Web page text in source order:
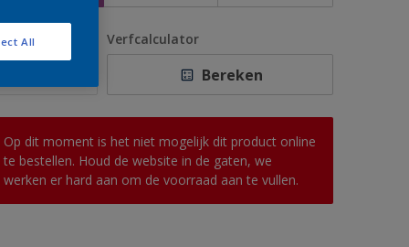
Verfcalculator
Bereken
Op dit moment is het niet mogelijk dit product online
te bestellen. Houd de website in de gaten, we
werken er hard aan om de voorraad aan te vullen.
All